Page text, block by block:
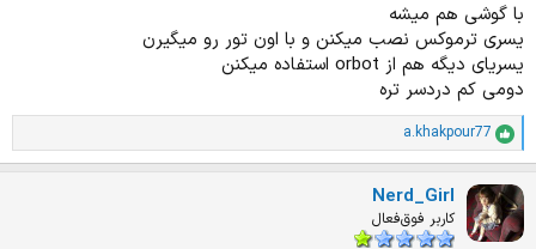
با گوشی هم میشه
یسری ترموکس نصب میکنن و با اون تور رو میگیرن
یسریای دیگه هم از orbot استفاده میکنن
دومی کم دردسر تره
ا
م
ت
ی
ا
ز
a.khakpour77
Nerd_Girl
کاربر فوق‌فعال